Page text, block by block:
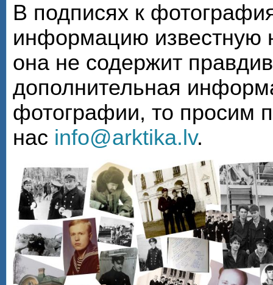
В подписях к
информацию известную
она не содержит
дополнительная
фотографии, то просим
нас info@arktika.lv.